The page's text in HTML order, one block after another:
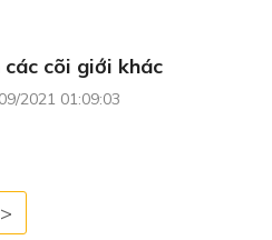
các cõi giới khác
2021 01:09:03